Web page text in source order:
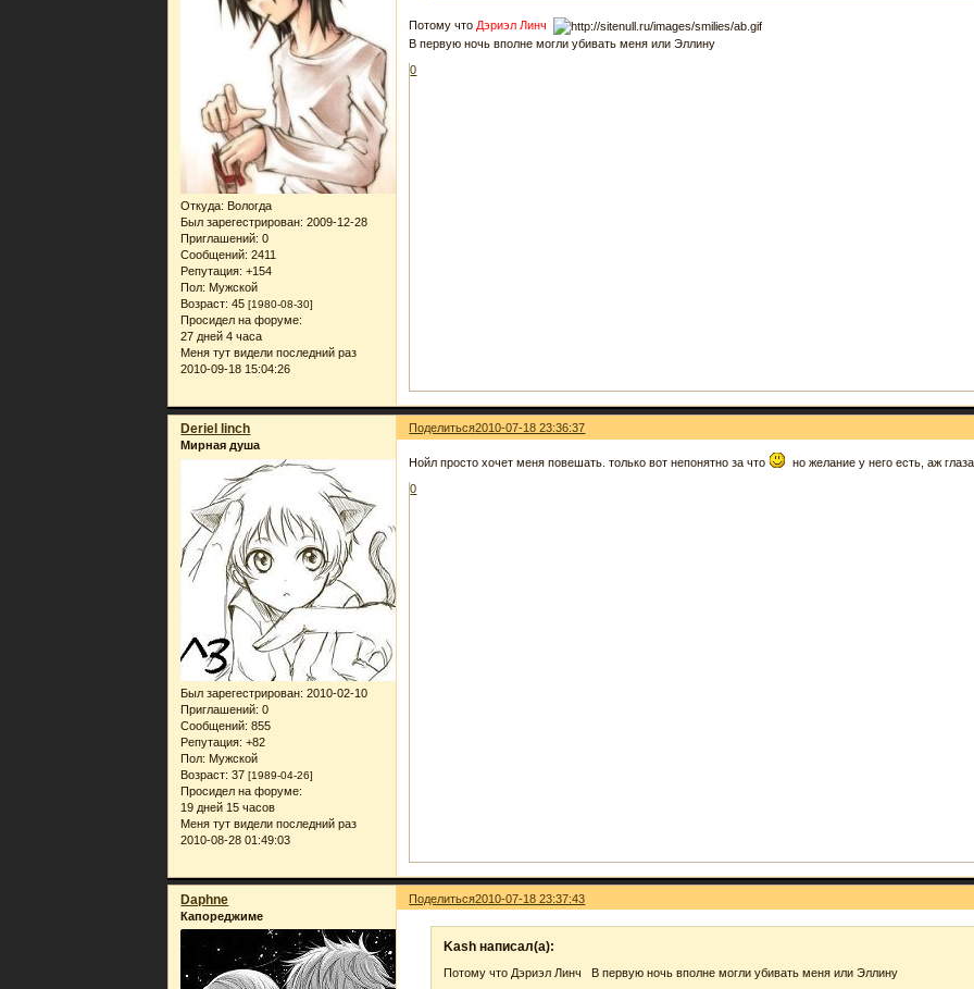
Откуда: Вологда
Был зарегестрирован: 2009-12-28
Приглашений: 0
Сообщений: 2411
Репутация: +154
Пол: Мужской
Возраст: 45[1980-08-30]
Просидел на форуме:
27 дней 4 часа
Меня тут видели последний раз
2010-09-18 15:04:26
Потому что Дэриэл Линч
В первую ночь вполне могли убивать меня или Эллину
0
Поделиться2010-07-18 23:36:37
Deriel linch
Мирная душа
Был зарегестрирован: 2010-02-10
Приглашений: 0
Сообщений: 855
Репутация: +82
Пол: Мужской
Возраст: 37[1989-04-26]
Просидел на форуме:
19 дней 15 часов
Меня тут видели последний раз
2010-08-28 01:49:03
Нойл просто хочет меня повешать. только вот непонятно за что
но желание у него есть, аж
0
Поделиться2010-07-18 23:37:43
Daphne
Капореджиме
Kash написал(а):
Потому что Дэриэл Линч В первую ночь вполне могли убивать меня или Эллину